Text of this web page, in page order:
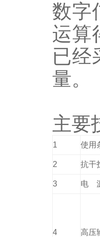
数字
运算
已经
量。
主要
1 使用
2 抗干
3 电
4 高压